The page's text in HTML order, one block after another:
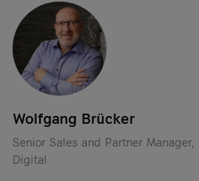
Wolfgang Brücker
Senior Sales and Partner Manager,
Digital